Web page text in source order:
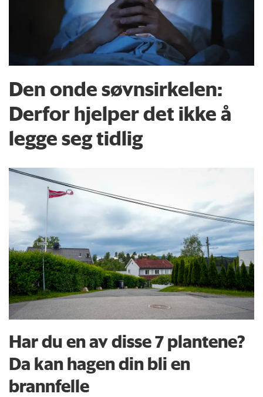
Den onde søvnsirkelen:
Derfor hjelper det ikke å
legge seg tidlig
Har du en av disse 7 plantene?
Da kan hagen din bli en
brannfelle